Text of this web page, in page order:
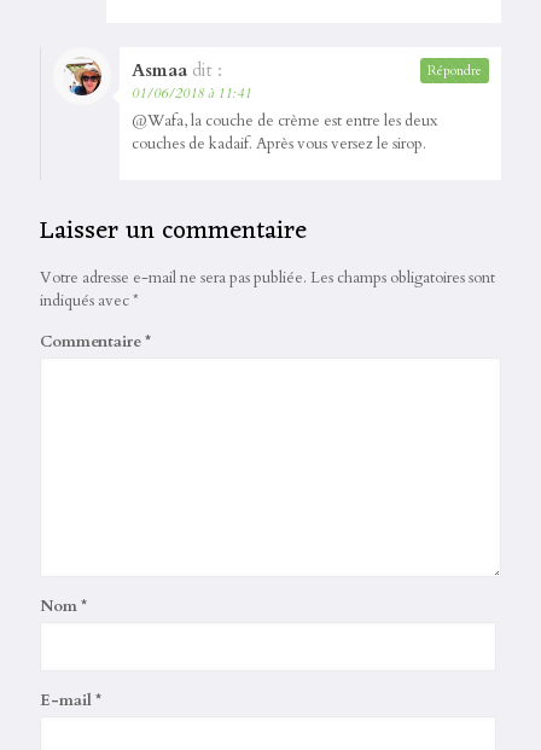
Asmaa dit :
01/06/2018 à 11:41
@Wafa, la couche de crème est entre les deux
couches de kadaif. Après vous versez le sirop.
Répondre
Laisser un commentaire
Votre adresse e-mail ne sera pas publiée. Les champs obligatoires sont
indiqués avec*
Commentaire*
Nom*
E-mail*